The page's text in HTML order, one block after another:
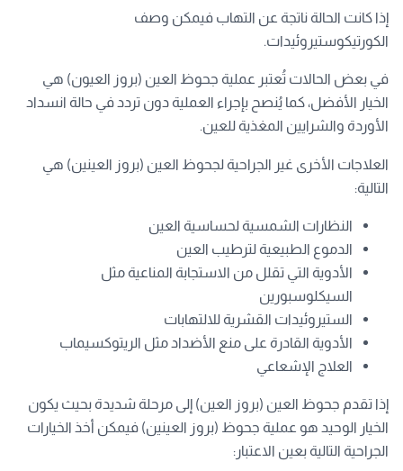
إذا كانت الحالة ناتجة عن التهاب فيمكن وصف
الكورتيكوستيروئيدات.
في بعض الحالات تُعتبر عملية جحوظ العين (بروز العيون) هي
الخيار الأفضل، كما يُنصح بإجراء العملية دون تردد في حالة انسداد
الأوردة والشرايين المغذية للعين.
العلاجات الأخرى غير الجراحية لجحوظ العين (بروز العينين) هي
التالية:
النظارات الشمسية لحساسية العين
الدموع الطبيعية لترطيب العين
الأدوية التي تقلل من الاستجابة المناعية مثل
السيكلوسبورين
الستيروئيدات القشرية للالتهابات
الأدوية القادرة على منع الأضداد مثل الريتوكسيماب
العلاج الإشعاعي
إذا تقدم جحوظ العين (بروز العين) إلى مرحلة شديدة بحيث يكون
الخيار الوحيد هو عملية جحوظ (بروز العينين) فيمكن أخذ الخيارات
الجراحية التالية بعين الاعتبار: